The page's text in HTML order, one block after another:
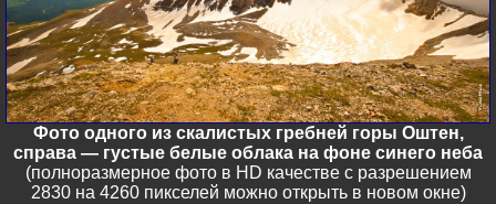
Фото одного из скалистых гребней горы Оштен,
справа — густые белые облака на фоне синего неба
(полноразмерное фото в HD качестве с разрешением
2830 на 4260 пикселей можно открыть в новом окне)